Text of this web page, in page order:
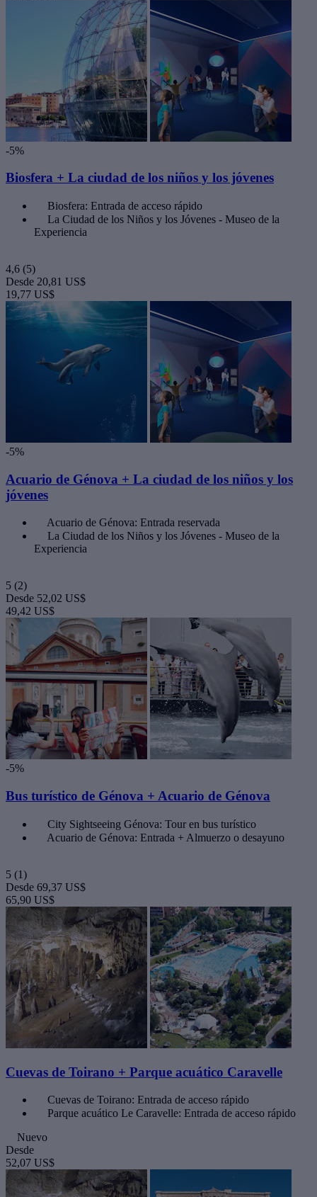
-5%
Biosfera + La ciudad de los niños y los jóvenes
Biosfera: Entrada de acceso rápido
La Ciudad de los Niños y los Jóvenes - Museo de la
Experiencia
4,6 (5)
Desde 20,81 US$
19,77 US$
-5%
Acuario de Génova + La ciudad de los niños y los
jóvenes
Acuario de Génova: Entrada reservada
La Ciudad de los Niños y los Jóvenes - Museo de la
Experiencia
5 (2)
Desde 52,02 US$
49,42 US$
-5%
Bus turístico de Génova + Acuario de Génova
City Sightseeing Génova: Tour en bus turístico
Acuario de Génova: Entrada + Almuerzo o desayuno
5 (1)
Desde 69,37 US$
65,90 US$
Cuevas de Toirano + Parque acuático Caravelle
Cuevas de Toirano: Entrada de acceso rápido
Parque acuático Le Caravelle: Entrada de acceso rápido
Nuevo
Desde
52,07 US$